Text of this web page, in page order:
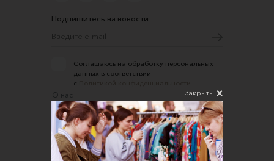
Подпишитесь на новости
Соглашаюсь на обработку персональных
данных в соответствии
с
О нас
Открыть магазин
Участие в офлайн-маркете
FAQ
Закрыть